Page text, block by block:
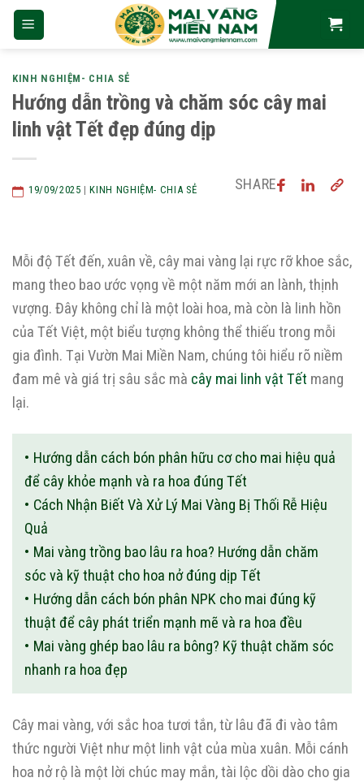
Skip
KINH NGHIỆM- CHIA SẺ
Hướng dẫn trồng và chăm sóc cây mai
linh vật Tết đẹp đúng dịp
19/09/2025 |KINH NGHIỆM- CHIA SẺ SHARE
Mỗi độ Tết đến, xuân về, cây mai vàng lại rực rỡ khoe sắc,
mang theo bao ước vọng về một năm mới an lành, thịnh
vượng. Đây không chỉ là một loài hoa, mà còn là linh hồn
của Tết Việt, một biểu tượng không thể thiếu trong mỗi
gia đình. Tại Vườn Mai Miền Nam, chúng tôi hiểu rõ niềm
đam mê và giá trị sâu sắc mà cây mai linh vật Tết mang
lại.
Hướng dẫn cách bón phân hữu cơ cho mai hiệu quả
để cây khỏe mạnh và ra hoa đúng Tết
Cách Nhận Biết Và Xử Lý Mai Vàng Bị Thối Rễ Hiệu
Quả
Mai vàng trồng bao lâu ra hoa? Hướng dẫn chăm
sóc và kỹ thuật cho hoa nở đúng dịp Tết
Hướng dẫn cách bón phân NPK cho mai đúng kỹ
thuật để cây phát triển mạnh mẽ và ra hoa đều
Mai vàng ghép bao lâu ra bông? Kỹ thuật chăm sóc
nhanh ra hoa đẹp
Cây mai vàng, với sắc hoa tươi tắn, từ lâu đã đi vào tâm
thức người Việt như một linh vật của mùa xuân. Mỗi cánh
hoa nở rộ là một lời chúc may mắn, tài lộc dồi dào cho gia